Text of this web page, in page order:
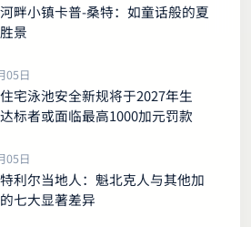
畔小镇卡普-桑特：如童话般的夏
景
05日
宅泳池安全新规将于2027年生
标者或面临最高1000加元罚款
05日
利尔当地人：魁北克人与其他加
七大显著差异